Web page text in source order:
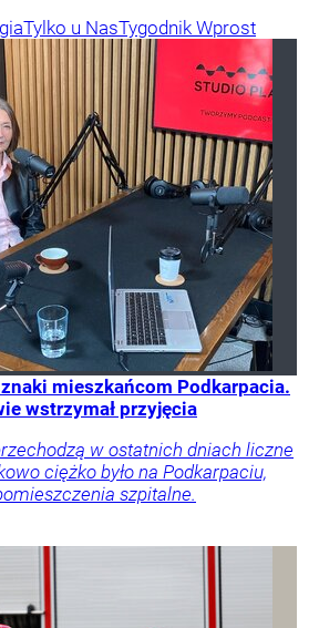
Tylko u NasTygodnik Wprost
znaki mieszkańcom Podkarpacia.
wstrzymał przyjęcia
w ostatnich dniach liczne
ciężko było na Podkarpaciu,
szpitalne.